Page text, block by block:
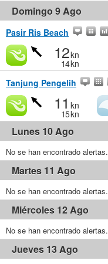
Domingo 9 Ago
Pasir Ris Beach
12kn
14kn
Tanjung Pengelih
11 kn
15kn
Lunes 10 Ago
No se han encontrado alertas.
Martes 11 Ago
No se han encontrado alertas.
Miércoles 12 Ago
No se han encontrado alertas.
Jueves 13 Ago